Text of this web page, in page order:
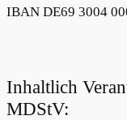
IBAN DE69 3004
Inhaltlich
MDStV: